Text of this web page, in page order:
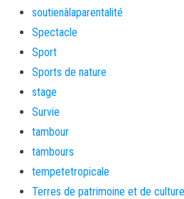
soutienàlaparentalité
Spectacle
Sport
Sports de nature
stage
Survie
tambour
tambours
tempetetropicale
Terres de patrimoine et de culture